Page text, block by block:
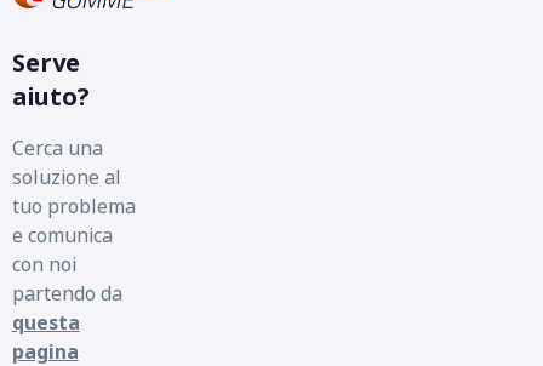
Serve
aiuto?
Cerca una
soluzione al
tuo problema
e comunica
con noi
partendo da
questa
pagina